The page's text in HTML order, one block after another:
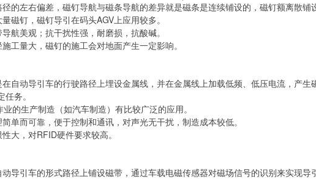
的左右偏差，磁钉导航与磁条导航的差异就是磁条是连续铺设的，磁钉额离散铺
磁钉，磁钉导引在码头AGV上应用较多。
航美观；抗干扰性强，耐磨损，抗酸碱。
工量大，磁钉的施工会对地面产生一定影响。
自动导引车的行驶路径上埋设金属线，并在金属线上加载低频、低压电流，产
务。
的生产制造（如汽车制造）有比较广泛的应用。
单而可靠，便于控制和通讯，对声光无干扰，制造成本较低。
大，对RFID硬件要求较高。
导引车的形式路径上铺设磁带，通过车载电磁传感器对磁场信号的识别来实现导